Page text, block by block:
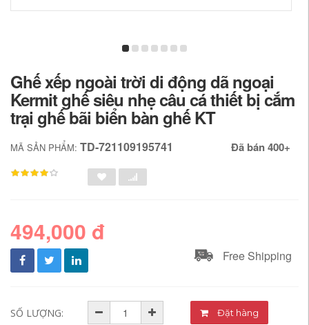
Ghế xếp ngoài trời di động dã ngoại
Kermit ghế siêu nhẹ câu cá thiết bị cắm
trại ghế bãi biển bàn ghế KT
MÃ SẢN PHẨM: TD-721109195741 Đã bán 400+
494,000 đ
Free Shipping
SỐ LƯỢNG: Đặt hàng